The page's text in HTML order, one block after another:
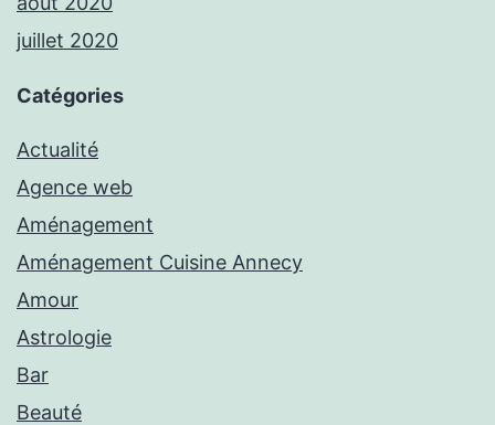
juillet 2020
Catégories
Actualité
Agence web
Aménagement
Aménagement Cuisine Annecy
Amour
Astrologie
Bar
Beauté